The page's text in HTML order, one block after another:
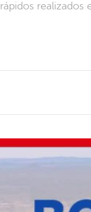
rápidos realizados